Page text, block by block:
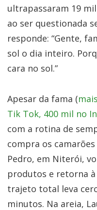
ultrapassaram 19
ao ser questionada
responde: “Gente,
sol o dia inteiro.
cara no sol.”
Apesar da fama (
Tik Tok, 400 mil no
com a rotina de
compra os
Pedro, em Niterói,
produtos e retorna
trajeto total leva
minutos. Na areia,